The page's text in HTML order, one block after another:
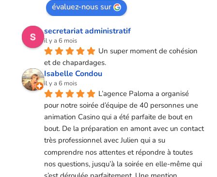
évaluez-nous sur
secretariat administratif
il y a 6 mois
Un super moment de cohésion
et de chapardages.
Isabelle Condou
il y a 6 mois
L’agence Paloma a organisé
pour notre soirée d’équipe de 40 personnes une
animation Casino qui a été parfaite de bout en
bout. De la préparation en amont avec un contact
très professionnel avec Julien qui a su
comprendre nos attentes et répondre à toutes
nos questions, jusqu’à la soirée en elle-même qui